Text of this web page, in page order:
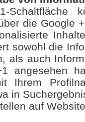
die Google
sowohl die
als auch
angesehen
Ihrem
in
auf